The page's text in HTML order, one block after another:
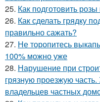
25. Как подготовить
26. Как сделать грядку
правильно сажать?
27. Не торопитесь
100% можно уже
28. Нарушение при
грязную проезжую
владельцев частных